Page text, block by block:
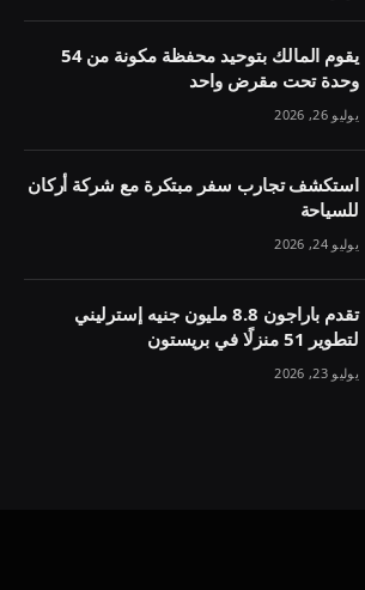
يقوم المالك بتوحيد محفظة مكونة من 54
وحدة تحت مقرض واحد
يوليو 26, 2026
استكشف تجارب سفر مبتكرة مع شركة أركان
للسياحة
يوليو 24, 2026
تقدم باراجون 8.8 مليون جنيه إسترليني
لتطوير 51 منزلًا في بريستون
يوليو 23, 2026